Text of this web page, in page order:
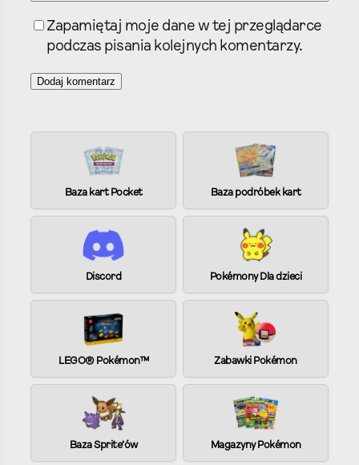
Zapamiętaj moje dane w tej przeglądarce
podczas pisania kolejnych komentarzy.
l
n
v
Baza kart Pocket Baza podróbek kart
Discord Pokémony Dla dzieci
LEGO® Pokémon™ Zabawki Pokémon
Baza Sprite’ów Magazyny Pokémon